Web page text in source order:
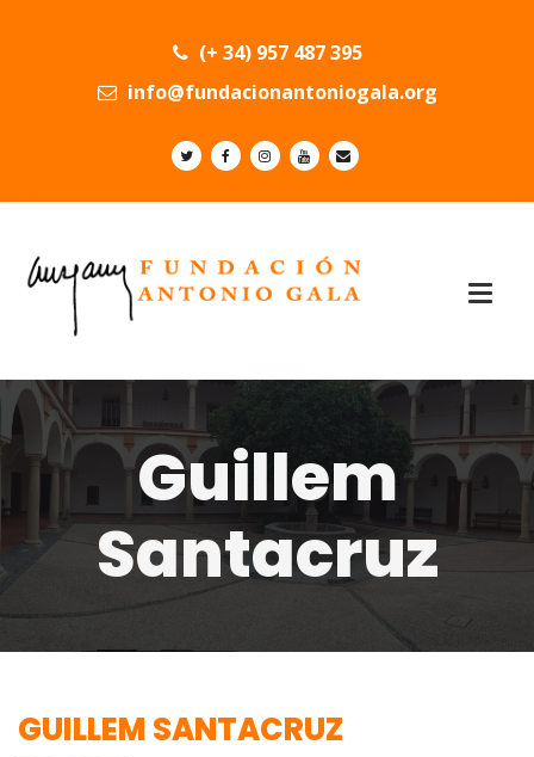
(+ 34) 957 487 395
info@fundacionantoniogala.org
Guillem
Santacruz
GUILLEM SANTACRUZ